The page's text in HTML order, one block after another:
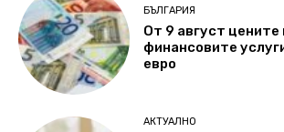
БЪЛГАРИЯ
От 9 август цените
финансовите
евро
АКТУАЛНО